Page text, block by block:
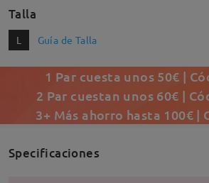
Talla
L Guía de Talla
1 Par cuesta unos 50€ |
2 Par cuestan unos 60€ |
3+ Más ahorro hasta 100€ |
Specificaciones